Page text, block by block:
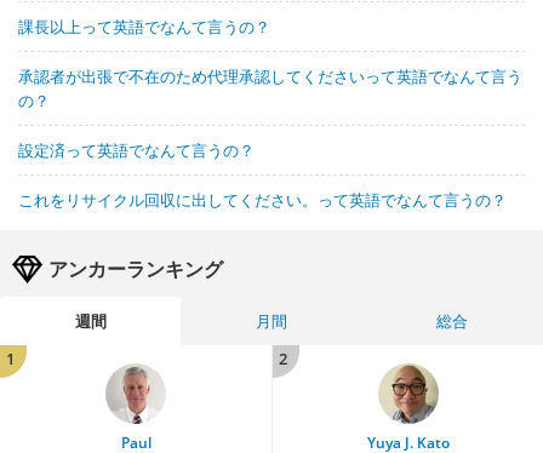
課長以上って英語でなんて言うの？
承認者が出張で不在のため代理承認してくださいって英語でなんて言う
の？
設定済って英語でなんて言うの？
これをリサイクル回収に出してください。って英語でなんて言うの？
アンカーランキング
週間 月間
総合
1
Paul
2
Yuya J. Kato